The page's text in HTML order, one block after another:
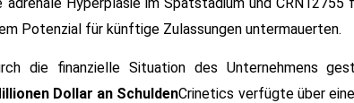
Potenzial für künftige Zulassungen untermauerten.
die finanzielle Situation des Unternehmens
Dollar an SchuldenCrinetics verfügte über